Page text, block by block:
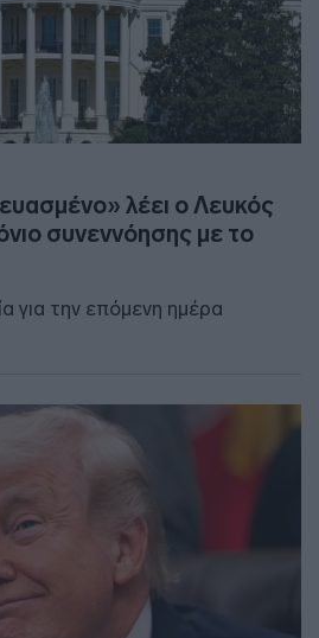
λέει ο Λευκός
συνεννόησης με το
για την επόμενη ημέρα